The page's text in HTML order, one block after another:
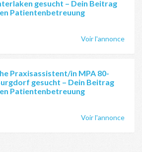
gesucht – Dein Beitrag
Patientenbetreuung
Voir l'annonce
Praxisassistent/in MPA 80-
gesucht – Dein Beitrag
Patientenbetreuung
Voir l'annonce